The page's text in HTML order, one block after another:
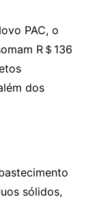
PAC, o
R＄136
dos
sólidos,